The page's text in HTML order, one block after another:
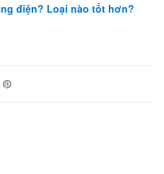
điện? Loại nào tốt hơn?